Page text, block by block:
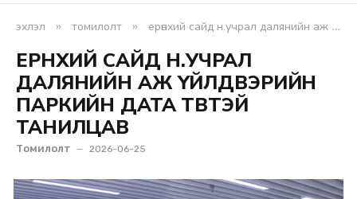
эхлэл » томилолт » ерөнхий сайд н.учрал далянийн аж үйлдвэрийн паркийн дата төвтэй танилцав
ЕРӨНХИЙ САЙД Н.УЧРАЛ
ДАЛЯНИЙН АЖ ҮЙЛДВЭРИЙН
ПАРКИЙН ДАТА ТӨВТЭЙ
ТАНИЛЦАВ
Томилолт 2026-06-25